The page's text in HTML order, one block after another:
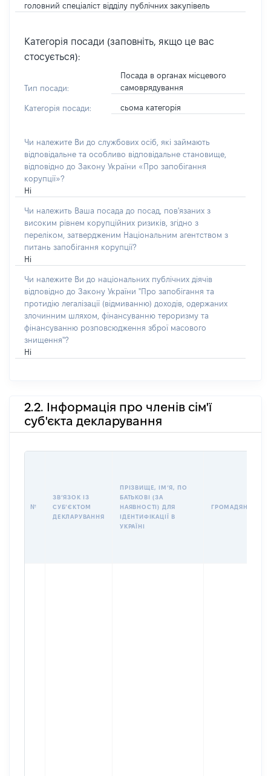
головний спеціаліст відділу публічних закупівель
Категорія посади (заповніть, якщо це вас
стосується):
Тип посади:
Посада в органах місцевого
самоврядування
Категорія посади: сьома категорія
Чи належите Ви до службових осіб, які займають
відповідальне та особливо відповідальне становище,
відповідно до Закону України «Про запобігання
корупції»?
Ні
Чи належить Ваша посада до посад, пов'язаних з
високим рівнем корупційних ризиків, згідно з
переліком, затвердженим Національним агентством з
питань запобігання корупції?
Ні
Чи належите Ви до національних публічних діячів
відповідно до Закону України "Про запобігання та
протидію легалізації (відмиванню) доходів, одержаних
злочинним шляхом, фінансуванню тероризму та
фінансуванню розповсюдження зброї масового
знищення"?
Ні
2.2. Інформація про членів сім'ї
суб'єкта декларування
№
ЗВʼЯЗОК ІЗ
СУБʼЄКТОМ
ДЕКЛАРУВАННЯ
ПРІЗВИЩЕ, ІМʼЯ, ПО
БАТЬКОВІ (ЗА
НАЯВНОСТІ) ДЛЯ
ІДЕНТИФІКАЦІЇ В
УКРАЇНІ
ГРОМАДЯНСТВО